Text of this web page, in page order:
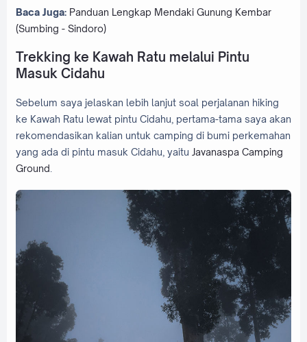
Baca Juga: Panduan Lengkap Mendaki Gunung Kembar
(Sumbing - Sindoro)
Trekking ke Kawah Ratu melalui Pintu
Masuk Cidahu
Sebelum saya jelaskan lebih lanjut soal perjalanan hiking
ke Kawah Ratu lewat pintu Cidahu, pertama-tama saya akan
rekomendasikan kalian untuk camping di bumi perkemahan
yang ada di pintu masuk Cidahu, yaitu Javanaspa Camping
Ground